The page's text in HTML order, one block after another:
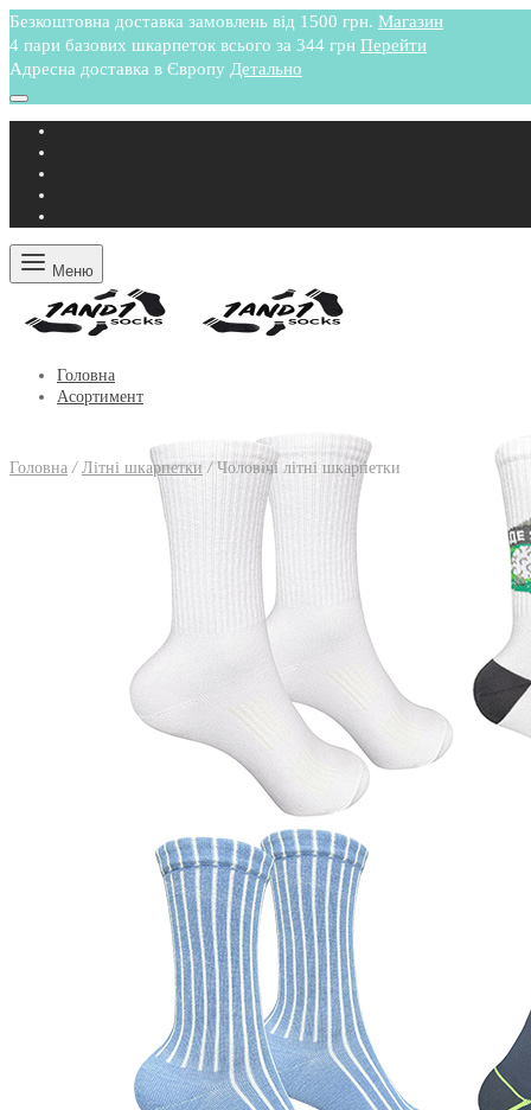
Безкоштовна доставка замовлень від 1500 грн. Магазин
4 пари базових шкарпеток всього за 344 грн Перейти
Адресна доставка в Європу Детально
Меню
Головна
Асортимент
Головна / Літні шкарпетки /Чоловічі літні шкарпетки